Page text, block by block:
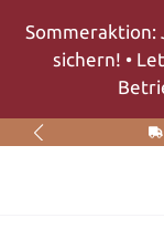
Zum Hauptinhalt
Sommeraktion:
sichern! •